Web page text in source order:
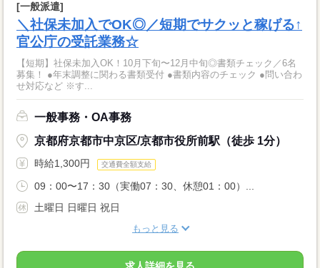
[一般派遣]
＼社保未加入でOK◎／短期でサクッと稼げる↑
官公庁の受託業務☆
【短期】社保未加入OK！10月下旬〜12月中旬◎書類チェック／6名
募集！ ●年末調整に関わる書類受付 ●書類内容のチェック ●問い合わ
せ対応など ※す...
一般事務・OA事務
京都府京都市中京区/京都市役所前駅（徒歩 1分）
時給1,300円 交通費全額支給
09：00〜17：30（実働07：30、休憩01：00）...
土曜日 日曜日 祝日
もっと見る
求人詳細を見る